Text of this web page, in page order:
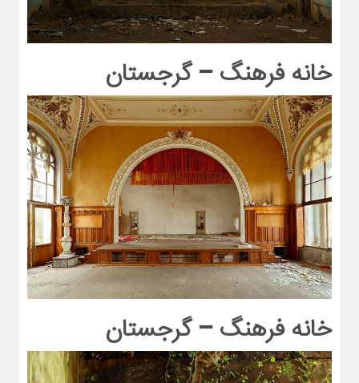
خانه فرهنگ – گرجستان
خانه فرهنگ – گرجستان